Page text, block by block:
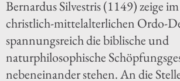
Bernardus Silvestris (1149) zeige
christlich-mittelalterlichen Ordo-
spannungsreich die biblische und
naturphilosophische
nebeneinander stehen. An die